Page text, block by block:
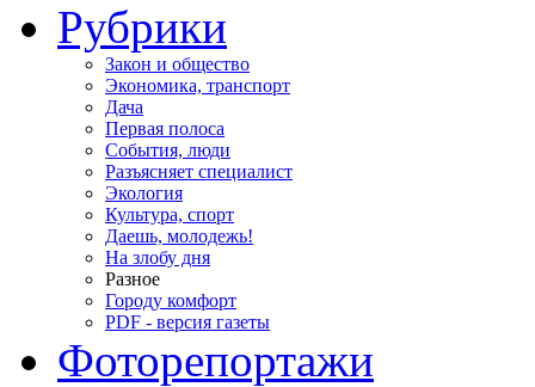
Рубрики
Закон и общество
Экономика, транспорт
Дача
Первая полоса
События, люди
Разъясняет специалист
Экология
Культура, спорт
Даешь, молодежь!
На злобу дня
Разное
Городу комфорт
PDF - версия газеты
Фоторепортажи